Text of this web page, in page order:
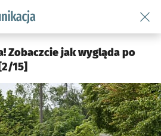
podserwis: Komunikacja
Zobaczcie jak wygląda po
15]